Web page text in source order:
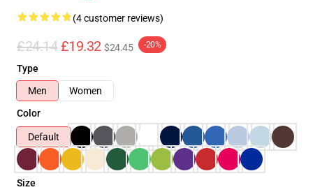
(4 customer reviews)
£24.14 £19.32 $24.45 -20%
Type
Men
Women
Color
Default
Size